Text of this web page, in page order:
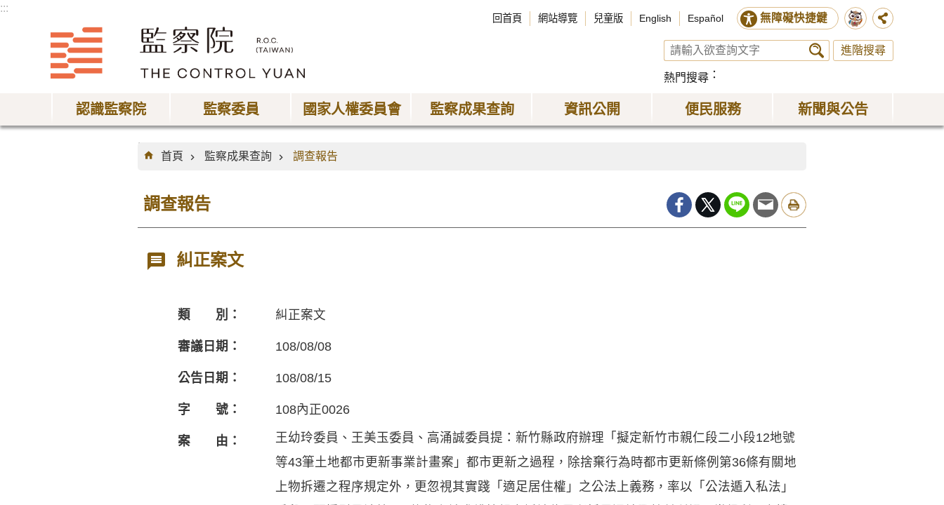
:::
回首頁 網站導覽 兒童版 English Español 無障礙快捷鍵
進階搜尋
熱門搜尋
認識監察院 監察委員 國家人權委員會 監察成果查詢 資訊公開 便民服務 新聞與公告
:::
首頁
監察成果查詢 調查報告
調查報告
糾正案文
類 別： 糾正案文
審議日期： 108/08/08
公告日期： 108/08/15
字 號： 108內正0026
案 由：
王幼玲委員、王美玉委員、高涌誠委員提：新竹縣政府辦理「擬定新竹市親仁段二小段12地號
等43筆土地都市更新事業計畫案」都市更新之過程，除捨棄行為時都市更新條例第36條有關地
上物拆遷之程序規定外，更忽視其實踐「適足居住權」之公法上義務，率以「公法遁入私法」